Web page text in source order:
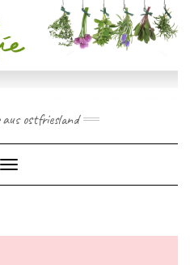
aus ostfriesland
Toggle Navigation